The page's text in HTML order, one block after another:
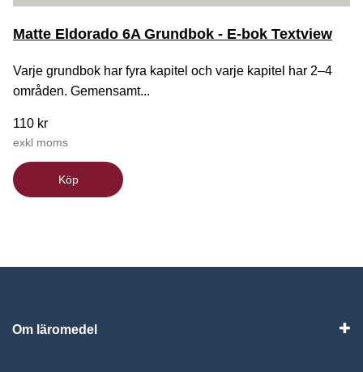
Matte Eldorado 6A Grundbok - E-bok Textview
Varje grundbok har fyra kapitel och varje kapitel har 2–4
områden. Gemensamt...
110 kr
exkl moms
Köp
Om läromedel